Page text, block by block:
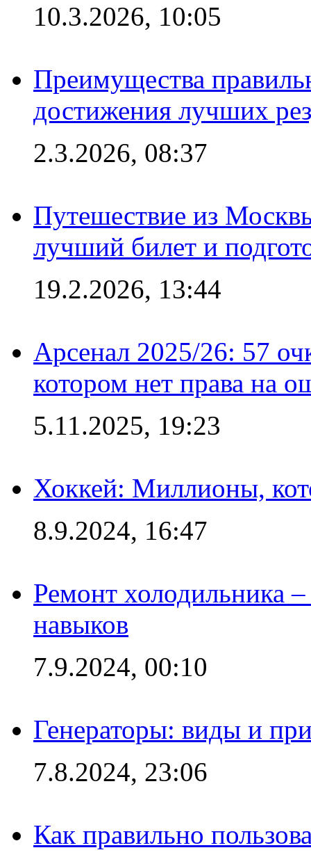
10.3.2026, 10:05
Преимущества
достижения лучших
2.3.2026, 08:37
Путешествие из
лучший билет и
19.2.2026, 13:44
Арсенал 2025/26: 57
котором нет права на
5.11.2025, 19:23
Хоккей: Миллионы,
8.9.2024, 16:47
Ремонт холодильника
навыков
7.9.2024, 00:10
Генераторы: виды и
7.8.2024, 23:06
Как правильно